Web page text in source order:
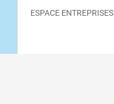
ESPACE ENTREPRISES